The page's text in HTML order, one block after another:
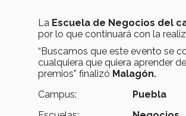
La Escuela de Negocios del
por lo que continuará con la
“Buscamos que este evento se
cualquiera que quiera aprender
premios” finalizó Malagón.
Campus:
Puebla